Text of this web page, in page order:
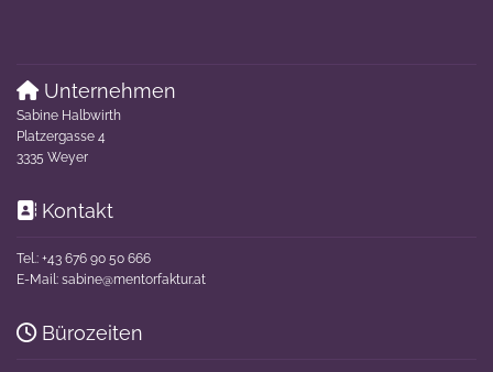
 Unternehmen
Sabine Halbwirth
Platzergasse 4
3335 Weyer
 Kontakt
Tel.: +43 676 90 50 666
E-Mail: sabine@mentorfaktur.at
Bürozeiten